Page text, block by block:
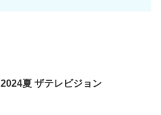
2024夏 ザテレビジョン